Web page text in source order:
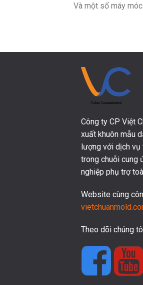
Và một số máy
Công ty CP Việt
xuất khuôn mẫu
lượng với dịch vụ
trong chuỗi cung
nghiệp phụ trợ
Website cùng
Theo dõi chúng